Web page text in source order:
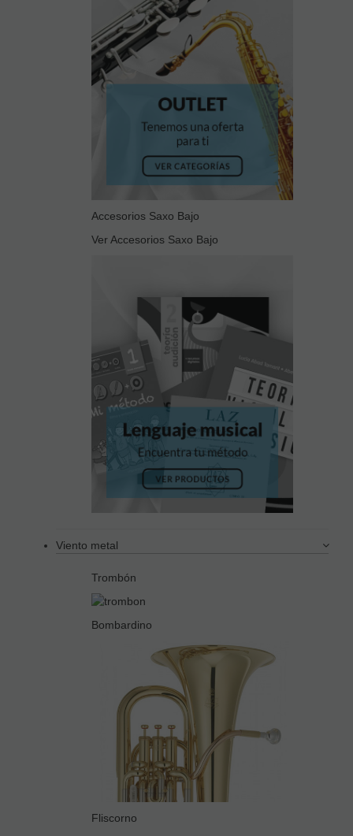
Accesorios Saxo Bajo
Ver Accesorios Saxo Bajo
Viento metal
Trombón
Bombardino
Fliscorno